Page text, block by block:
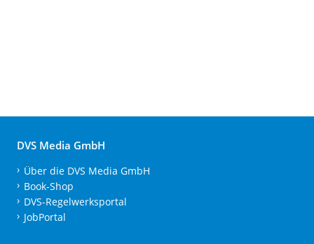
DVS Media GmbH
Über die DVS Media GmbH
Book-Shop
DVS-Regelwerksportal
JobPortal